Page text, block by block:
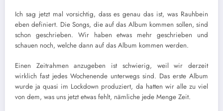
Ich sag jetzt mal vorsichtig, dass es genau das ist, was Rauhbein
eben definiert. Die Songs, die auf das Album kommen sollen, sind
schon geschrieben. Wir haben etwas mehr geschrieben und
schauen noch, welche dann auf das Album kommen werden.
Einen Zeitrahmen anzugeben ist schwierig, weil wir derzeit
wirklich fast jedes Wochenende unterwegs sind. Das erste Album
wurde ja quasi im Lockdown produziert, da hatten wir alle zu viel
von dem, was uns jetzt etwas fehlt, nämliche jede Menge Zeit.